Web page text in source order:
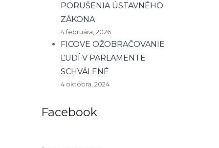
PORUŠENIA ÚSTAVNÉHO
ZÁKONA
4 februára, 2026
FICOVE OŽOBRAČOVANIE
ĽUDÍ V PARLAMENTE
SCHVÁLENÉ
4 októbra, 2024
Facebook